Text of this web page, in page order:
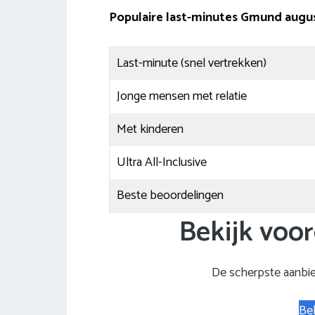
Populaire last-minutes Gmund
Last-minute (snel vertrekken)
Jonge mensen met relatie
Met kinderen
Ultra All-Inclusive
Beste beoordelingen
Bekijk
De scherpste